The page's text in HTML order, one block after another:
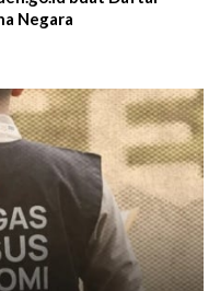
Negara